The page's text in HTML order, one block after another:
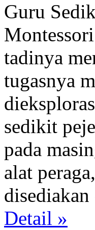
Guru
tadinya
tugasnya
sedikit
pada
alat
Detail »